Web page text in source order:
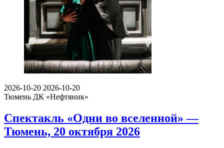
2026-10-20 2026-10-20
Тюмень ДК «Нефтяник»
Спектакль «Одни во вселенной» —
Тюмень, 20 октября 2026